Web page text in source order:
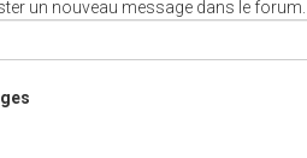
un nouveau message dans le forum.